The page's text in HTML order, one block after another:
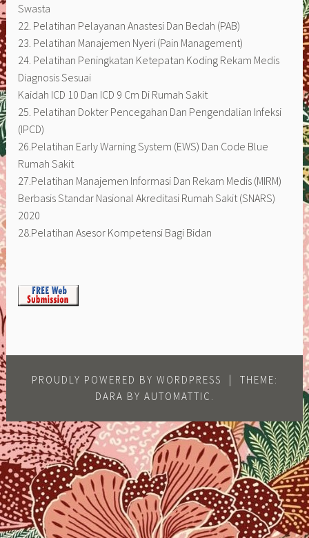
Swasta
22. Pelatihan Pelayanan Anastesi Dan Bedah (PAB)
23. Pelatihan Manajemen Nyeri (Pain Management)
24. Pelatihan Peningkatan Ketepatan Koding Rekam Medis
Diagnosis Sesuai
Kaidah ICD 10 Dan ICD 9 Cm Di Rumah Sakit
25. Pelatihan Dokter Pencegahan Dan Pengendalian Infeksi
(IPCD)
26.Pelatihan Early Warning System (EWS) Dan Code Blue
Rumah Sakit
27.Pelatihan Manajemen Informasi Dan Rekam Medis (MIRM)
Berbasis Standar Nasional Akreditasi Rumah Sakit (SNARS)
2020
28.Pelatihan Asesor Kompetensi Bagi Bidan
PROUDLY POWERED BY WORDPRESS |
THEME:
DARA BY AUTOMATTIC .